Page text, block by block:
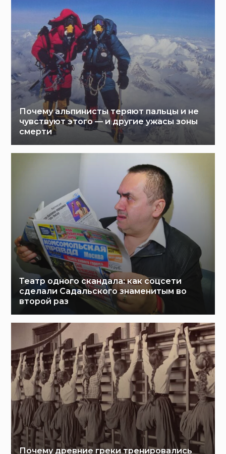
Почему альпинисты теряют пальцы и не
чувствуют этого — и другие ужасы зоны
смерти
Театр одного скандала: как соцсети
сделали Садальского знаменитым во
второй раз
Почему древние греки тренировались